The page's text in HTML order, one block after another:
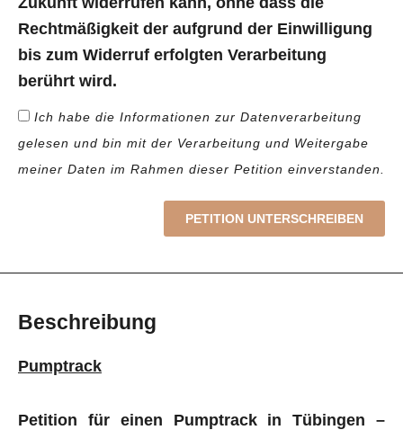
Beschreibung
Pumptrack
Petition für einen Pumptrack in Tübingen –
Rechtmäßigkeit der aufgrund der Einwilligung
bis zum Widerruf erfolgten Verarbeitung
berührt wird.
Ich habe die Informationen zur Datenverarbeitung
gelesen und bin mit der Verarbeitung und Weitergabe
meiner Daten im Rahmen dieser Petition einverstanden.
PETITION UNTERSCHREIBEN